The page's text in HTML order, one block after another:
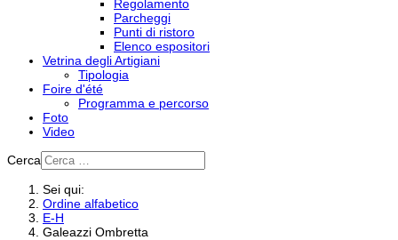
Regolamento
Parcheggi
Punti di ristoro
Elenco espositori
Vetrina degli Artigiani
Tipologia
Foire d'été
Programma e percorso
Foto
Video
Cerca
Sei qui:
Ordine alfabetico
E-H
Galeazzi Ombretta